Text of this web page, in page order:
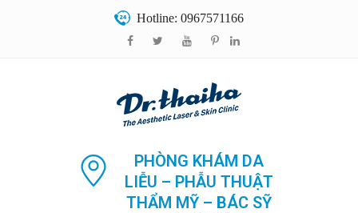
Hotline: 0967571166
PHÒNG KHÁM DA
LIỄU – PHẪU THUẬT
THẨM MỸ – BÁC SỸ